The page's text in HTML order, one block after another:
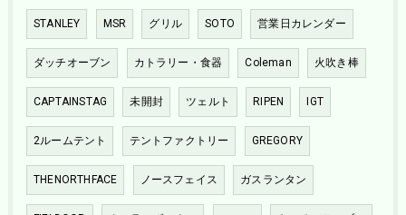
STANLEY MSR グリル SOTO 営業日カレンダー
ダッチオーブン カトラリー・食器 Coleman 火吹き棒
CAPTAINSTAG 未開封 ツェルト RIPEN IGT
2ルームテント テントファクトリー GREGORY
THENORTHFACE ノースフェイス ガスランタン